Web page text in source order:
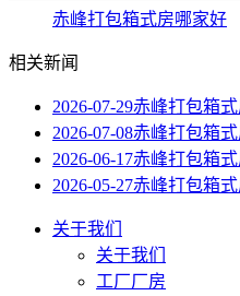
赤峰打包箱式房哪家好
相关新闻
2026-07-29赤峰打包箱
2026-07-08赤峰打包箱
2026-06-17赤峰打包箱
2026-05-27赤峰打包箱
关于我们
关于我们
工厂厂房